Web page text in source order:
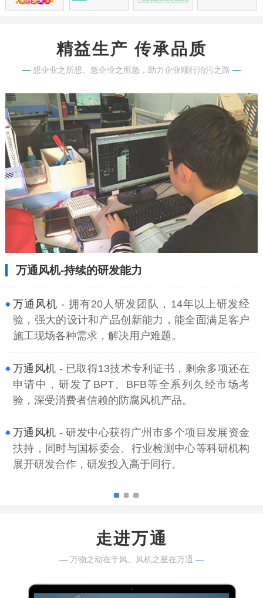
精益生产 传承品质
— 想企业之所想、急企业之所急，助力企业顺行治污之路 —
万通风机-持续的研发能力
万通风机 - 拥有20人研发团队，14年以上研发经
验，强大的设计和产品创新能力，能全面满足客户
施工现场各种需求，解决用户难题。
万通风机 - 已取得13技术专利证书，剩余多项还在
申请中，研发了BPT、BFB等全系列久经市场考
验，深受消费者信赖的防腐风机产品。
万通风机 - 研发中心获得广州市多个项目发展资金
扶持，同时与国标委会、行业检测中心等科研机构
展开研发合作，研发投入高于同行。
走进万通
— 万物之动在于风、风机之星在万通 —